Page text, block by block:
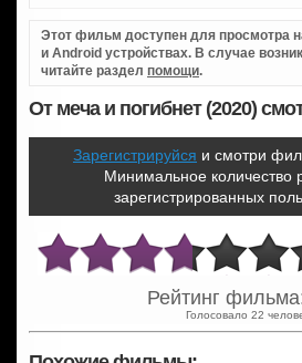
Этот фильм доступен для просмотра
и Android устройствах. В случае
читайте раздел помощи.
От меча и погибнет (2020)
Зарегистрируйся и смотри
Минимальное количество
зарегистрированных
Рейтинг
Голосовало 22